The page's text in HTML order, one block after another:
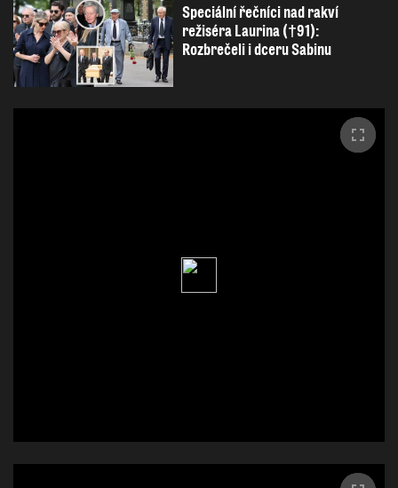
Speciální řečníci nad rakví
režiséra Laurina (†91):
Rozbrečeli i dceru Sabinu